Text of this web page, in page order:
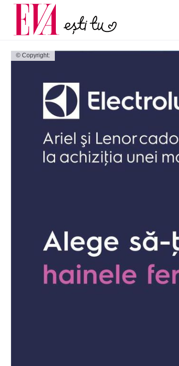
© Copyright:
Carieră
Actualitate
pe